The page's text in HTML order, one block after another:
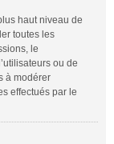
haut niveau de
toutes les
le
ou de
à modérer
effectués par le